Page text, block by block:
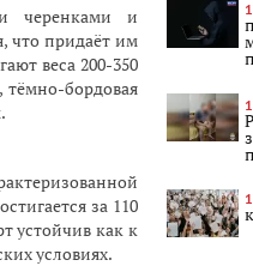
черенками и
что придаёт им
веса 200-350
бордовая
за 110
устойчив как к
условиях.